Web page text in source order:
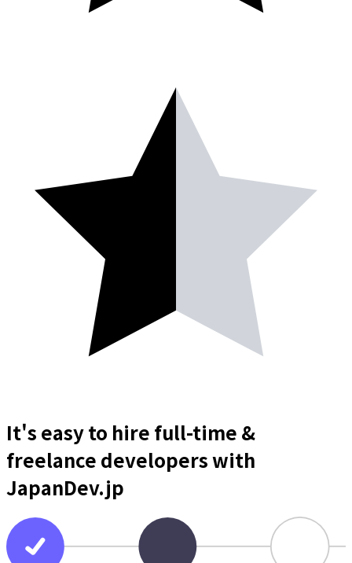
It's easy to hire full-time &
freelance developerswith
JapanDev.jp